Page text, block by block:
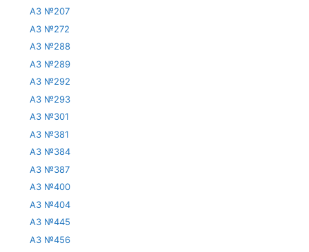
АЗ №207
АЗ №272
АЗ №288
АЗ №289
АЗ №292
АЗ №293
АЗ №301
АЗ №381
АЗ №384
АЗ №387
АЗ №400
АЗ №404
АЗ №445
АЗ №456